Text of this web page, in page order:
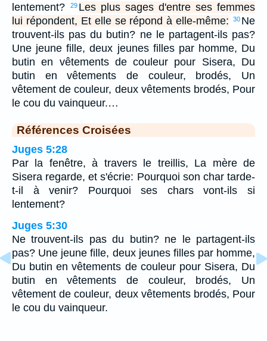
lentement?
29 Les plus sages d'entre ses femmes
lui répondent, Et elle se répond à elle-même:
30 Ne
trouvent-ils pas du butin? ne le partagent-ils pas?
Une jeune fille, deux jeunes filles par homme, Du
butin en vêtements de couleur pour Sisera, Du
butin en vêtements de couleur, brodés, Un
vêtement de couleur, deux vêtements brodés, Pour
le cou du vainqueur.…
Références Croisées
Juges 5:28
Par la fenêtre, à travers le treillis, La mère de
Sisera regarde, et s'écrie: Pourquoi son char tarde-
t-il à venir? Pourquoi ses chars vont-ils si
lentement?
Juges 5:30
Ne trouvent-ils pas du butin? ne le partagent-ils
pas? Une jeune fille, deux jeunes filles par homme,
Du butin en vêtements de couleur pour Sisera, Du
butin en vêtements de couleur, brodés, Un
vêtement de couleur, deux vêtements brodés, Pour
le cou du vainqueur.